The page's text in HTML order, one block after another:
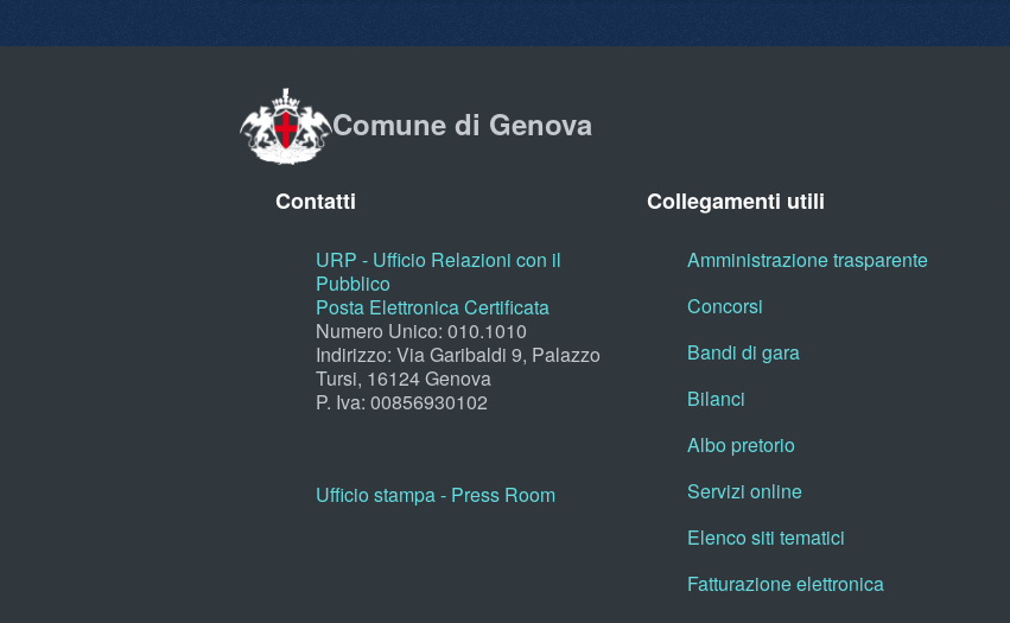
Comune di Genova
Contatti
URP - Ufficio Relazioni con il
Pubblico
Posta Elettronica Certificata
Numero Unico: 010.1010
Indirizzo: Via Garibaldi 9, Palazzo
Tursi, 16124 Genova
P. Iva: 00856930102
Ufficio stampa - Press Room
Collegamenti utili
Amministrazione trasparente
Concorsi
Bandi di gara
Bilanci
Albo pretorio
Servizi online
Elenco siti tematici
Fatturazione elettronica